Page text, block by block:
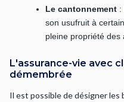
Le cantonnement :
son usufruit à
pleine propriété des
L'assurance-vie avec
démembrée
Il est possible de désigner